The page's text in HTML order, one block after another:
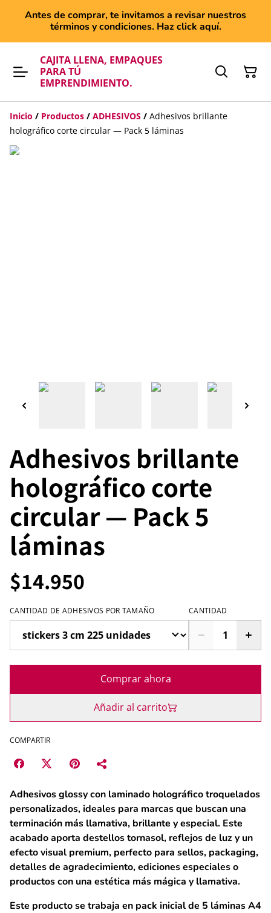
Antes de comprar, te invitamos a revisar nuestros
términos y condiciones. Haz click aquí.
CAJITA LLENA, EMPAQUES
PARA TÚ
EMPRENDIMIENTO.
Inicio / Productos / ADHESIVOS / Adhesivos brillante
holográfico corte circular — Pack 5 láminas
Adhesivos brillante
holográfico corte
circular — Pack 5
láminas
$14.950
CANTIDAD DE ADHESIVOS POR TAMAÑO CANTIDAD
Comprar ahora
Añadir al carrito
COMPARTIR
Adhesivos glossy con laminado holográfico troquelados
personalizados, ideales para marcas que buscan una
terminación más llamativa, brillante y especial. Este
acabado aporta destellos tornasol, reflejos de luz y un
efecto visual premium, perfecto para sellos, packaging,
detalles de agradecimiento, ediciones especiales o
productos con una estética más mágica y llamativa.
Este producto se trabaja en pack inicial de 5 láminas A4